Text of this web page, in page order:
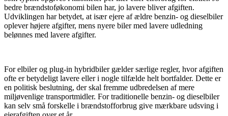
bedre brændstoføkonomi bilen har, jo lavere bliver afgiften.
Udviklingen har betydet, at især ejere af ældre benzin- og dieselbiler
oplever højere afgifter, mens nyere biler med lavere udledning
belønnes med lavere afgifter.
For elbiler og plug-in hybridbiler gælder særlige regler, hvor afgiften
ofte er betydeligt lavere eller i nogle tilfælde helt bortfalder. Dette er
en politisk beslutning, der skal fremme udbredelsen af mere
miljøvenlige transportmidler. For traditionelle benzin- og dieselbiler
kan selv små forskelle i brændstofforbrug give mærkbare udsving i